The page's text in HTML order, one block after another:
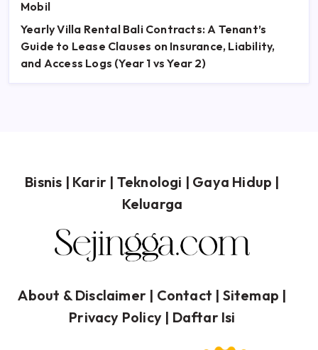
Mobil
Yearly Villa Rental Bali Contracts: A Tenant’s
Guide to Lease Clauses on Insurance, Liability,
and Access Logs (Year 1 vs Year 2)
Bisnis | Karir | Teknologi | Gaya Hidup |
Keluarga
About & Disclaimer | Contact | Sitemap |
Privacy Policy | Daftar Isi